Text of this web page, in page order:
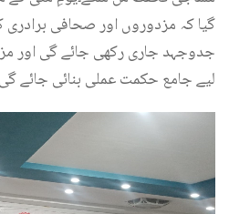
گیا کہ مزدوروں اور صحافی
جدوجہد جاری رکھی جائے گی اور
لیے جامع حکمت عملی بنائی جائے